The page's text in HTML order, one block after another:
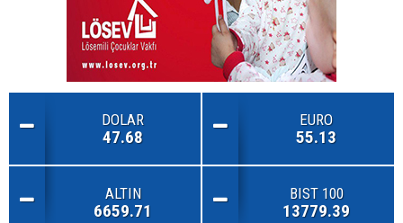
DOLAR
47.68
EURO
55.13
ALTIN
6659.71
BIST 100
13779.39